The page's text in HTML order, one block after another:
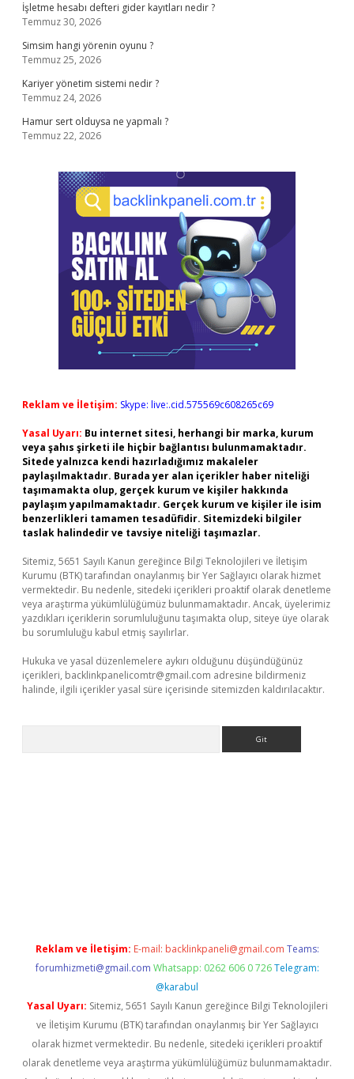
İşletme hesabı defteri gider kayıtları nedir ?
Temmuz 30, 2026
Simsim hangi yörenin oyunu ?
Temmuz 25, 2026
Kariyer yönetim sistemi nedir ?
Temmuz 24, 2026
Hamur sert olduysa ne yapmalı ?
Temmuz 22, 2026
Reklam ve İletişim: Skype: live:.cid.575569c608265c69
Yasal Uyarı: Bu internet sitesi, herhangi bir marka, kurum
veya şahıs şirketi ile hiçbir bağlantısı bulunmamaktadır.
Sitede yalnızca kendi hazırladığımız makaleler
paylaşılmaktadır. Burada yer alan içerikler haber niteliği
taşımamakta olup, gerçek kurum ve kişiler hakkında
paylaşım yapılmamaktadır. Gerçek kurum ve kişiler ile isim
benzerlikleri tamamen tesadüfidir. Sitemizdeki bilgiler
taslak halindedir ve tavsiye niteliği taşımazlar.
Sitemiz, 5651 Sayılı Kanun gereğince Bilgi Teknolojileri ve İletişim
Kurumu (BTK) tarafından onaylanmış bir Yer Sağlayıcı olarak hizmet
vermektedir. Bu nedenle, sitedeki içerikleri proaktif olarak denetleme
veya araştırma yükümlülüğümüz bulunmamaktadır. Ancak, üyelerimiz
yazdıkları içeriklerin sorumluluğunu taşımakta olup, siteye üye olarak
bu sorumluluğu kabul etmiş sayılırlar.
Hukuka ve yasal düzenlemelere aykırı olduğunu düşündüğünüz
içerikleri, backlinkpanelicomtr@gmail.com adresine bildirmeniz
halinde, ilgili içerikler yasal süre içerisinde sitemizden kaldırılacaktır.
Reklam ve İletişim: E-mail: backlinkpaneli@gmail.com Teams:
forumhizmeti@gmail.com Whatsapp: 0262 606 0 726 Telegram:
@karabul
Yasal Uyarı: Sitemiz, 5651 Sayılı Kanun gereğince Bilgi Teknolojileri
ve İletişim Kurumu (BTK) tarafından onaylanmış bir Yer Sağlayıcı
olarak hizmet vermektedir. Bu nedenle, sitedeki içerikleri proaktif
olarak denetleme veya araştırma yükümlülüğümüz bulunmamaktadır.